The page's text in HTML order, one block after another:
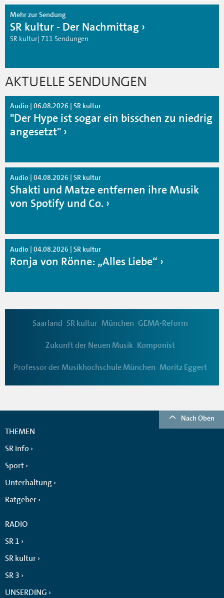
Mehr zur Sendung
SR kultur - Der Nachmittag
SR kultur| 711 Sendungen
AKTUELLE SENDUNGEN
Audio | 06.08.2026 | SR kultur
"Der Hype ist sogar ein bisschen zu niedrig
angesetzt"
Audio | 04.08.2026 | SR kultur
Shakti und Matze entfernen ihre Musik
von Spotify und Co.
Audio | 04.08.2026 | SR kultur
Ronja von Rönne: „Alles Liebe“
Saarland SR kultur München GEMA-Reform
Zukunft der Neuen Musik Komponist
Professor der Musikhochschule München Moritz Eggert
Nach Oben
THEMEN
SR info
Sport
Unterhaltung
Ratgeber
RADIO
SR 1
SR kultur
SR 3
UNSERDING